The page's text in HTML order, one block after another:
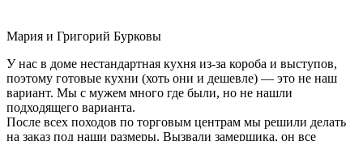
Мария и Григорий Бурковы
У нас в доме нестандартная кухня из-за короба и выступов,
поэтому готовые кухни (хоть они и дешевле) — это не наш
вариант. Мы с мужем много где были, но не нашли
подходящего варианта.
После всех походов по торговым центрам мы решили делать
на заказ под наши размеры. Вызвали замерщика, он все